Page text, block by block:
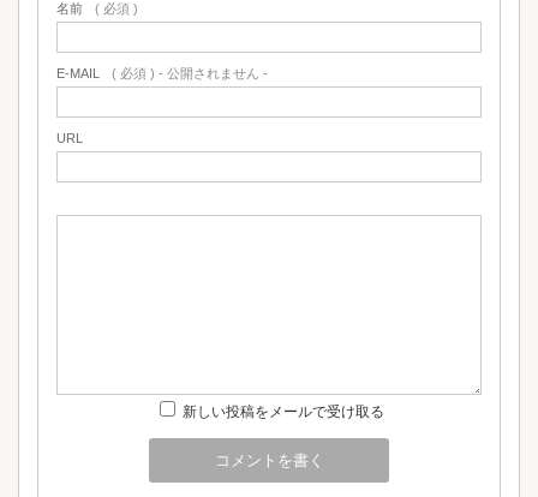
名前 ( 必須 )
E-MAIL ( 必須 ) - 公開されません -
URL
新しい投稿をメールで受け取る